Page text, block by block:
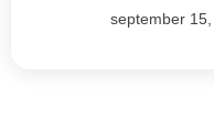
september